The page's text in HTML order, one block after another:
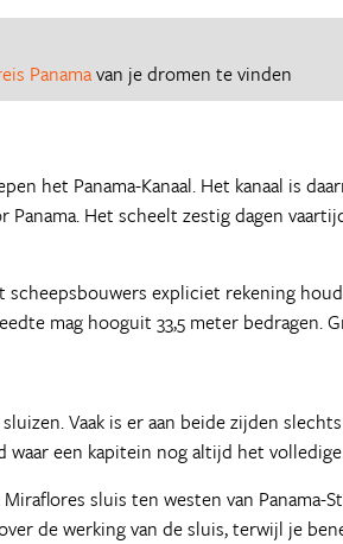
Panamavan je dromen te vinden
het Panama-Kanaal. Het kanaal is
Panama. Het scheelt zestig dagen
scheepsbouwers expliciet rekening
mag hooguit 33,5 meter bedragen.
Vaak is er aan beide zijden
waar een kapitein nog altijd het
sluis ten westen van Panama-
de werking van de sluis, terwijl je